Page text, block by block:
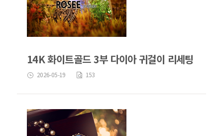
14K 화이트골드 3부 다이아 귀걸이 리세팅
2026-05-19 153